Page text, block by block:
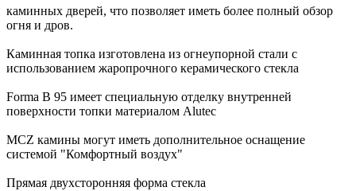
каминных дверей, что позволяет иметь более полный обзор
огня и дров.
Каминная топка изготовлена из огнеупорной стали с
использованием жаропрочного керамического стекла
Forma B 95 имеет специальную отделку внутренней
поверхности топки материалом Alutec
MCZ камины могут иметь дополнительное оснащение
системой "Комфортный воздух"
Прямая двухсторонняя форма стекла